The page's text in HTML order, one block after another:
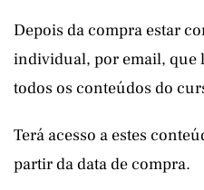
Depois da compra estar
individual, por email, que
todos os conteúdos do
Terá acesso a estes
partir da data de compra.